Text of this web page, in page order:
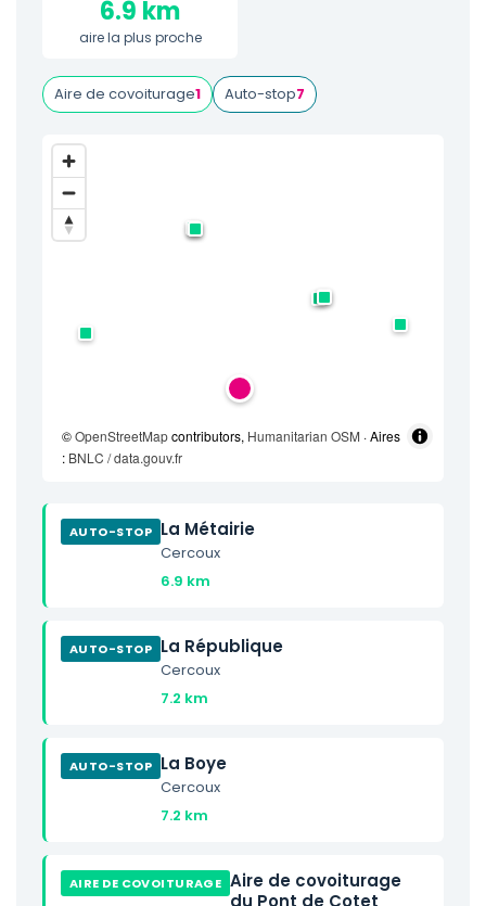
6.9 km
aire la plus proche
Aire de covoiturage1 Auto-stop7
©OpenStreetMapcontributors, Humanitarian OSM · Aires
: BNLC / data.gouv.fr
AUTO-STOP La Métairie
Cercoux
6.9 km
AUTO-STOP La République
Cercoux
7.2 km
AUTO-STOP La Boye
Cercoux
7.2 km
AIRE DE COVOITURAGE Aire de covoiturage
du Pont de Cotet